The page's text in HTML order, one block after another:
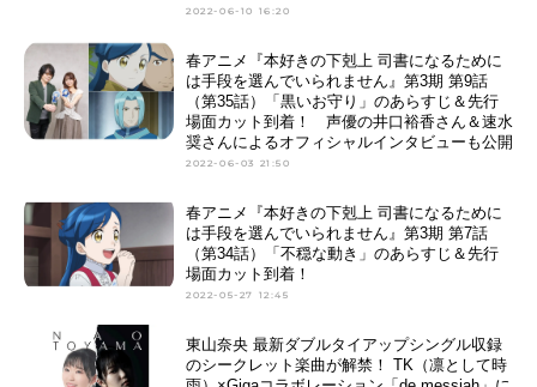
2022-06-10 16:20
春アニメ『本好きの下剋上 司書になるために
は手段を選んでいられません』第3期 第9話
（第35話）「黒いお守り」のあらすじ＆先行
場面カット到着！ 声優の井口裕香さん＆速水
奨さんによるオフィシャルインタビューも公開
2022-06-03 21:50
春アニメ『本好きの下剋上 司書になるために
は手段を選んでいられません』第3期 第7話
（第34話）「不穏な動き」のあらすじ＆先行
場面カット到着！
2022-05-27 12:45
東山奈央 最新ダブルタイアップシングル収録
のシークレット楽曲が解禁！ TK（凛として時